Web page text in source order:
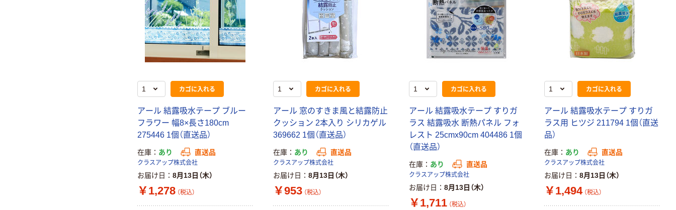
カゴに入れる
アール 結露吸水テープ ブルー
フラワー 幅8×長さ180cm
275446 1個（直送品）
在庫 あり 直送品
クラスアップ株式会社
お届け日 8月13日（木）
￥1,278 （税込）
カゴに入れる
アール 窓のすきま風と結露防止
クッション 2本入り シリカゲル
369662 1個（直送品）
在庫 あり 直送品
クラスアップ株式会社
お届け日 8月13日（木）
￥953 （税込）
カゴに入れる
アール 結露吸水テープ すりガ
ラス 結露吸水 断熱パネル フォ
レスト 25cmx90cm 404486 1個
（直送品）
在庫 あり 直送品
クラスアップ株式会社
お届け日 8月13日（木）
￥1,711 （税込）
カゴに入れる
アール 結露吸水テープ すりガ
ラス用 ヒツジ 211794 1個（直送
品）
在庫 あり 直送品
クラスアップ株式会社
お届け日 8月13日（木）
￥1,494 （税込）